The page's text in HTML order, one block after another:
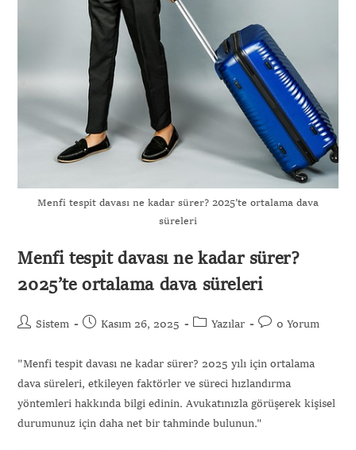
Menfi tespit davası ne kadar sürer? 2025’te ortalama dava
süreleri
Menfi tespit davası ne kadar sürer?
2025’te ortalama dava süreleri
Sistem Kasım 26, 2025 Yazılar 0 Yorum
"Menfi tespit davası ne kadar sürer? 2025 yılı için ortalama
dava süreleri, etkileyen faktörler ve süreci hızlandırma
yöntemleri hakkında bilgi edinin. Avukatınızla görüşerek kişisel
durumunuz için daha net bir tahminde bulunun."
Gönder